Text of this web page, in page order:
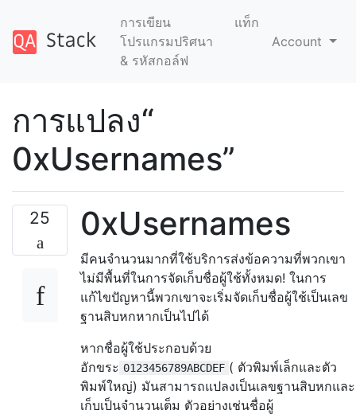
การเขียน
โปรแกรมปริศนา
& รหัสกอล์ฟ
แท็ก
Account
การแปลง“
0xUsernames”
25 0xUsernames
มีคนจำนวนมากที่ใช้บริการส่งข้อความที่พวกเขา
ไม่มีพื้นที่ในการจัดเก็บชื่อผู้ใช้ทั้งหมด! ในการ
แก้ไขปัญหานี้พวกเขาจะเริ่มจัดเก็บชื่อผู้ใช้เป็นเลข
ฐานสิบหกหากเป็นไปได้
หากชื่อผู้ใช้ประกอบด้วย
อักขระ 0123456789ABCDEF ( ตัวพิมพ์เล็กและตัว
พิมพ์ใหญ่) มันสามารถแปลงเป็นเลขฐานสิบหกและ
เก็บเป็นจำนวนเต็ม ตัวอย่างเช่นชื่อผู้